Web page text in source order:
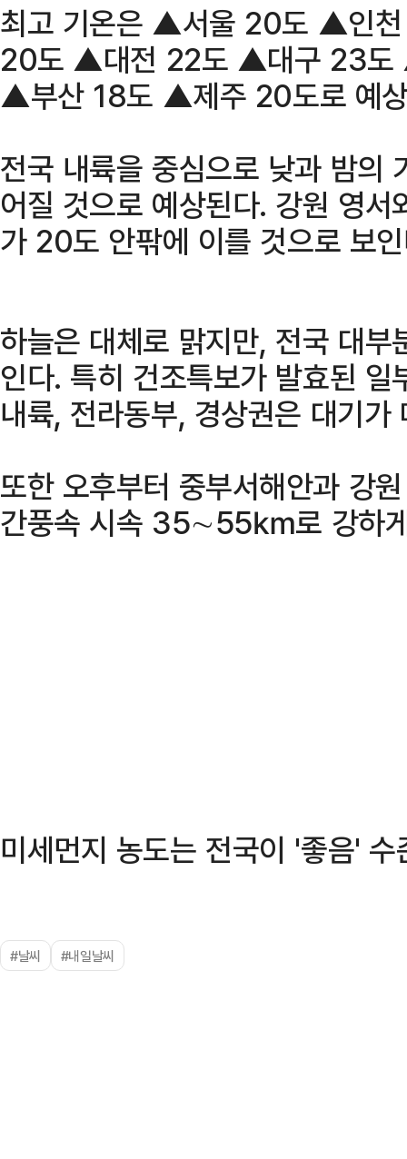
최고 기온은 ▲서울 20도 ▲인
20도 ▲대전 22도 ▲대구 23
▲부산 18도 ▲제주 20도로 예
전국 내륙을 중심으로 낮과 밤의
어질 것으로 예상된다. 강원 영
가 20도 안팎에 이를 것으로 보
하늘은 대체로 맑지만, 전국 대
인다. 특히 건조특보가 발효된
내륙, 전라동부, 경상권은 대기가
또한 오후부터 중부서해안과 강
간풍속 시속 35∼55㎞로 강하
미세먼지 농도는 전국이 '좋음'
#날씨 #내일날씨